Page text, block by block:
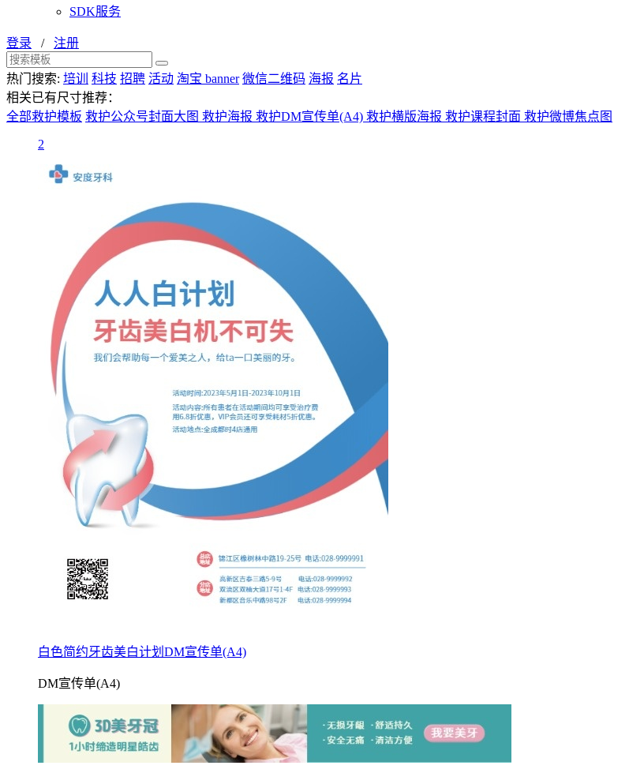
SDK服务
登录 / 注册
热门搜索: 培训 科技 招聘 活动 淘宝 banner 微信二维码 海报 名片
相关已有尺寸推荐：
全部救护模板 救护公众号封面大图 救护海报 救护DM宣传单(A4) 救护横版海报 救护课程封面 救护微博焦点图
2
白色简约牙齿美白计划DM宣传单(A4)
DM宣传单(A4)